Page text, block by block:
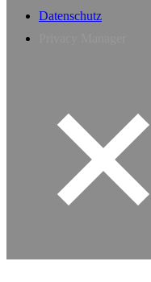
Datenschutz